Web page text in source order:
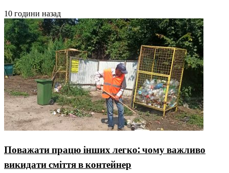
10 години назад
Поважати працю інших легко: чому важливо
викидати сміття в контейнер